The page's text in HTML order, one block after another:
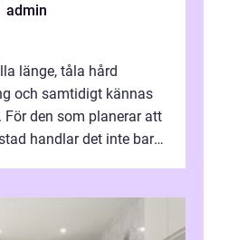
admin
länge, tåla hård
och samtidigt kännas
den som planerar att
handlar det inte bara